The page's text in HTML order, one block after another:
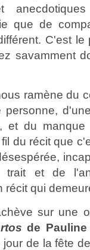
que de
C'est
savamment
ramène du
personne,
et du
du récit que
et de
récit qui
sur une
de
jour de la fête